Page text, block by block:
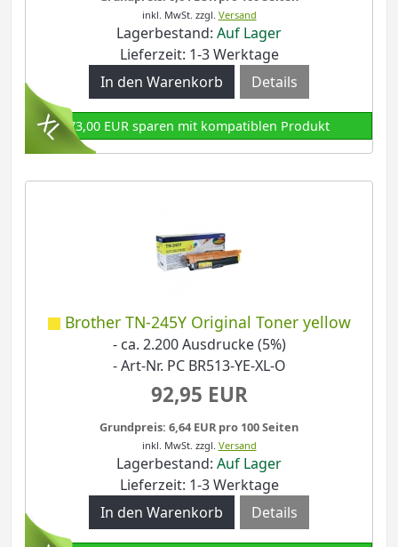
inkl. MwSt. zzgl. Versand
Lagerbestand: Auf Lager
Lieferzeit: 1-3 Werktage
Details
73,00 EUR sparen mit kompatiblen Produkt
Brother TN-245Y Original Toner yellow
- ca. 2.200 Ausdrucke (5%)
- Art-Nr. PC BR513-YE-XL-O
92,95 EUR
Grundpreis: 6,64 EUR pro 100 Seiten
inkl. MwSt. zzgl. Versand
Lagerbestand: Auf Lager
Lieferzeit: 1-3 Werktage
Details